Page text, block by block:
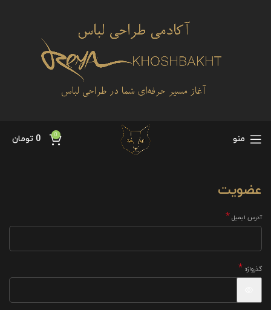
منو 0
0 تومان
عضویت
آدرس ایمیل *
گذرواژه *